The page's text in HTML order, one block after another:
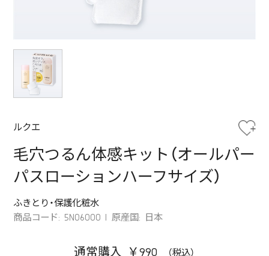
ルクエ
毛穴つるん体感キット（オールパー
パスローションハーフサイズ）
ふきとり・保護化粧水
商品コード: 5N06000
原産国: 日本
通常購入 ￥990